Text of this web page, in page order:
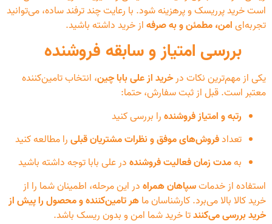
است خرید پرریسک و پرهزینه شود. با رعایت چند ترفند ساده، می‌توانید
تجربه‌ایامن، مطمئن و به صرفهاز خرید داشته باشید.
بررسی امتیاز و سابقه فروشنده
یکی از مهم‌ترین نکات درخرید از علی بابا چین، انتخاب تامین‌کننده
معتبر است. قبل از ثبت سفارش، حتما:
رتبه و امتیاز فروشندهرا بررسی کنید
تعدادفروش‌های موفق و نظرات مشتریان قبلیرا مطالعه کنید
بهمدت زمان فعالیت فروشندهدر علی بابا توجه داشته باشید
استفاده از خدماتسپاهان همراهدر این مرحله، اطمینان شما را از
خرید کالا بالا می‌برد. کارشناسان ماهر تامین‌کننده و محصول را پیش از
خرید بررسی می‌کنندتا خرید شما امن و بدون ریسک باشد.